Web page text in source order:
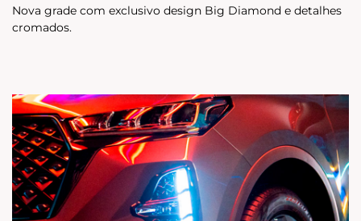
Nova grade com exclusivo design Big Diamond e detalhes
cromados.